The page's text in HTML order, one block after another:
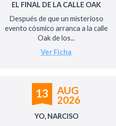
EL FINAL DE LA CALLE OAK
Después de que un misterioso
evento cósmico arranca a la calle
Oak de los...
Ver Ficha
13
AUG
2026
YO, NARCISO